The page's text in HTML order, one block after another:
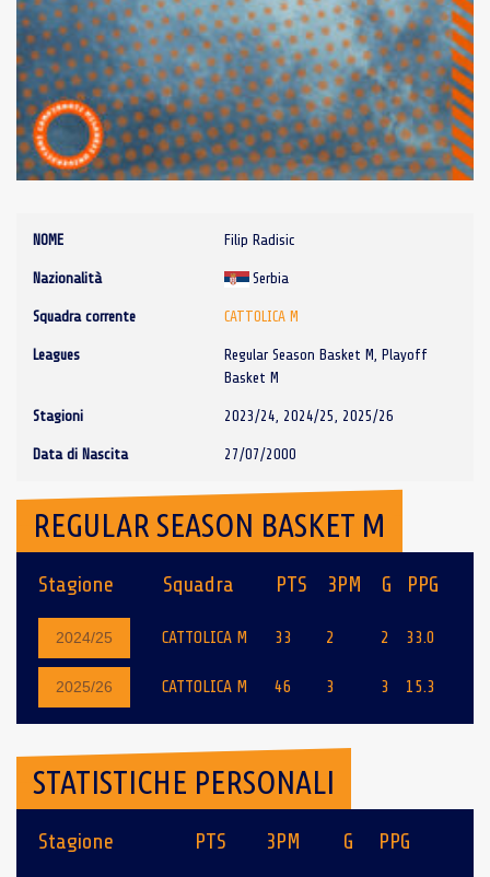
NOME Filip Radisic
Nazionalità Serbia
Squadra corrente CATTOLICA M
Leagues
Regular Season Basket M, Playoff
Basket M
Stagioni 2023/24, 2024/25, 2025/26
Data di Nascita 27/07/2000
REGULAR SEASON BASKET M
Stagione Squadra PTS 3PM G PPG
2024/25 CATTOLICA M 33 2 2 33.0
2025/26 CATTOLICA M 46 3 3 15.3
STATISTICHE PERSONALI
Stagione PTS 3PM G PPG